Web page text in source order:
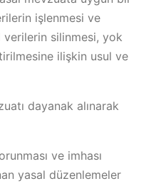
işlenmesi ve
verilerin silinmesi, yok
ilişkin usul ve
dayanak alınarak
ve imhası
yasal düzenlemeler